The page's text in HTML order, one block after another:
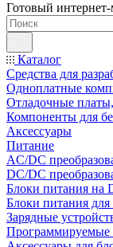
Готовый
Каталог
Средства для
Одноплатные
Отладочные
Компоненты для
Аксессуары
Питание
AC/DC
DC/DC
Блоки питания на
Блоки питания для
Зарядные
Программируемые